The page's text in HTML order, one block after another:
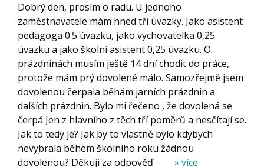
Dobrý den, prosím o radu. U jednoho
zaměstnavatele mám hned tři úvazky. Jako asistent
pedagoga 0.5 úvazku, jako vychovatelka 0,25
úvazku a jako školní asistent 0,25 úvazku. O
prázdninách musím ještě 14 dní chodit do práce,
protože mám prý dovolené málo. Samozřejmě jsem
dovolenou čerpala běhám jarních prázdnin a
dalších prázdnin. Bylo mi řečeno , že dovolená se
čerpá Jen z hlavního z těch tří poměrů a nesčítají se.
Jak to tedy je? Jak by to vlastně bylo kdybych
nevybrala během školního roku žádnou
dovolenou? Děkuji za odpověď
» více